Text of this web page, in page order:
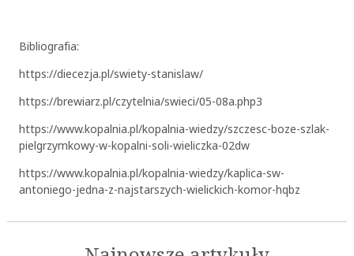
Bibliografia:
https://diecezja.pl/swiety-stanislaw/
https://brewiarz.pl/czytelnia/swieci/05-08a.php3
https://www.kopalnia.pl/kopalnia-wiedzy/szczesc-boze-szlak-
pielgrzymkowy-w-kopalni-soli-wieliczka-02dw
https://www.kopalnia.pl/kopalnia-wiedzy/kaplica-sw-
antoniego-jedna-z-najstarszych-wielickich-komor-hqbz